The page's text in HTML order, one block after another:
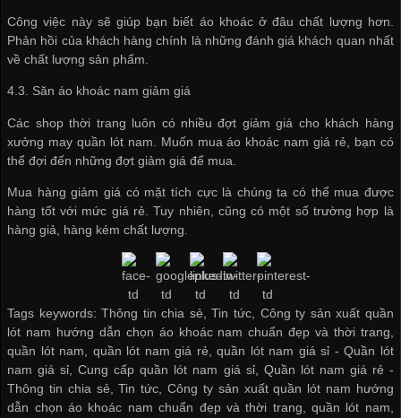
Công việc này sẽ giúp bạn biết áo khoác ở đâu chất lượng hơn.
Phản hồi của khách hàng chính là những đánh giá khách quan nhất
về chất lượng sản phẩm.
4.3. Săn áo khoác nam giảm giá
Các shop thời trang luôn có nhiều đợt giảm giá cho khách hàng
xưởng may quần lót nam . Muốn mua áo khoác nam giá rẻ, bạn có
thể đợi đến những đợt giảm giá để mua.
Mua hàng giảm giá có mặt tích cực là chúng ta có thể mua được
hàng tốt với mức giá rẻ. Tuy nhiên, cũng có một số trường hợp là
hàng giả, hàng kém chất lượng.
Tags keywords: Thông tin chia sẻ, Tin tức, Công ty sản xuất quần
lót nam hướng dẫn chọn áo khoác nam chuẩn đẹp và thời trang,
quần lót nam, quần lót nam giá rẻ, quần lót nam giá sỉ -Quần lót
nam giá sỉ,Cung cấp quần lót nam giá sỉ, Quần lót nam giá rẻ -
Thông tin chia sẻ,Tin tức,Công ty sản xuất quần lót nam hướng
dẫn chọn áo khoác nam chuẩn đẹp và thời trang,quần lót nam,